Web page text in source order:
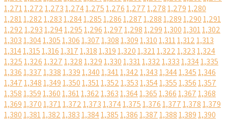
1,2711,2721,2731,2741,2751,2761,2771,2781,2791,280
1,2811,2821,2831,2841,2851,2861,2871,2881,2891,2901,291
1,2921,2931,2941,2951,2961,2971,2981,2991,3001,3011,302
1,3031,3041,3051,3061,3071,3081,3091,3101,3111,3121,313
1,3141,3151,3161,3171,3181,3191,3201,3211,3221,3231,324
1,3251,3261,3271,3281,3291,3301,3311,3321,3331,3341,335
1,3361,3371,3381,3391,3401,3411,3421,3431,3441,3451,346
1,3471,3481,3491,3501,3511,3521,3531,3541,3551,3561,357
1,3581,3591,3601,3611,3621,3631,3641,3651,3661,3671,368
1,3691,3701,3711,3721,3731,3741,3751,3761,3771,3781,379
1,3801,3811,3821,3831,3841,3851,3861,3871,3881,3891,390